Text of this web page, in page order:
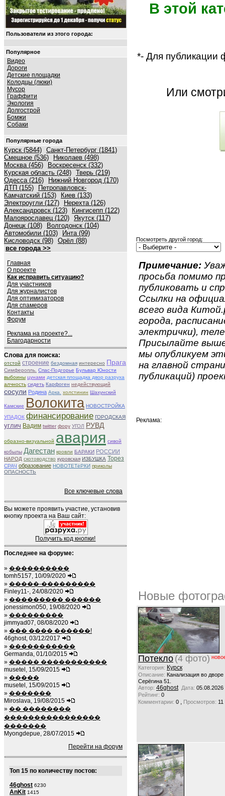
Пользователи из этого города:
Популярное
Видео
Дороги
Детские площадки
Колодцы (люки)
Мусор
Граффити
Экология
Долгострой
Бомжи
Собаки
Популярные города
Курск (5844) Санкт-Петербург (1841)
Смешное (536)
Николаев (498)
Москва (456)
Воскресенск (332)
Курская область (248) Тверь (219)
Одесса (216)
Нижний Новгород (170)
ДТП (155)
Петропавловск-
Камчатский (153)
Киев (133)
Электроугли (127)
Нерехта (126)
Александровск (123)
Кингисепп (122)
Малоярославец (120) Якутск (117)
Донецк (108)
Волгодонск (104)
Автомобили (103)
Инта (99)
Кисловодск (98) Орёл (88)
все города >>
Главная
О проекте
Как исправить ситуацию?
Для участников
Для журналистов
Для оптимизаторов
Для спамеров
Контакты
Форум
Реклама на проекте?...
Благодарности
Слова для поиска:
отстой строение бездомная интересно Прага
Симферопль. Спас-Подгорье Бульвар Юности
выбоины цунами детская площадка двор разруха
алчность сидеть Карфоген недействующий
сосули Родина Арка. холстинин Шахунский
Камские Волокита НОВОСТРОЙКА
УПАДОК финансирование ГОРОДСКАЯ
углич Вадим twitter фору УГОЛ РУВД
образно-визуальной авария сивой
кобылы Дагестан кровли БАРАКИ РОССИИ
НАРОД скотоводство куровская ИЗБУШКА Торез
СРАЧ образование НОВОТЕТёРКИ приколы
ОПАСНОСТЬ
Все ключевые слова
Вы можете проявить участие, установив
кнопку проекта на Ваш сайт:
Получить код кнопки!
Последнее на форуме:
» ����������
tomh5157, 10/09/2020
» �����-���������
Finley11-, 24/08/2020
» ��������� ������
jonessimon050, 19/08/2020
» ���������
jimmyad07, 08/08/2020
» ��� ���� ������!
46ghost, 03/12/2017
» �����������
Germanda, 01/10/2015
» ����� �����������
musetel, 15/09/2015
» �����
musetel, 15/09/2015
» �������
Miroslava, 19/08/2015
» �� ��������
����������������
�������
Myongdepue, 28/07/2015
Перейти на форум
Топ 15 по количеству постов:
46ghost 6230
AnKit 1415
В этой
*- Для публикации
Или
Посмотреть другой город:
Примечание:
просьба помимо
публиковать и
Ссылки на
всего вида
города,
электрички),
Присылайте
мы опубликуем
на главной
публикаций)
Реклама:
Новые
Потекло (4 фото)
Категория: Курск
Описание: Канализация во
Серёгина 51.
Автор: 46ghost Дата: 05.08.2026
Рейтинг: 0
Комментарии: 0 , Просмотров: 11